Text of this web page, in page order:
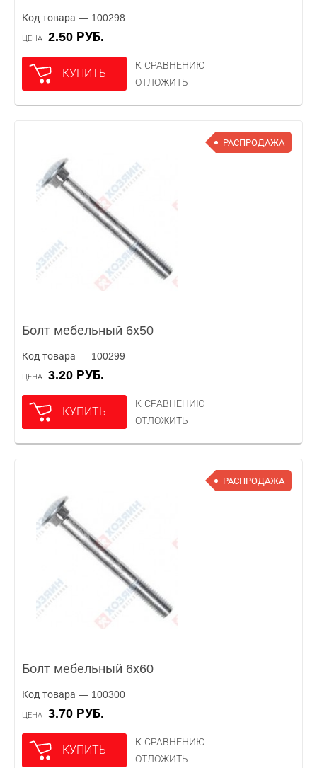
Код товара — 100298
ЦЕНА 2.50 РУБ.
КУПИТЬ
К СРАВНЕНИЮ
ОТЛОЖИТЬ
РАСПРОДАЖА
Болт мебельный 6х50
Код товара — 100299
ЦЕНА 3.20 РУБ.
КУПИТЬ
К СРАВНЕНИЮ
ОТЛОЖИТЬ
РАСПРОДАЖА
Болт мебельный 6х60
Код товара — 100300
ЦЕНА 3.70 РУБ.
КУПИТЬ
К СРАВНЕНИЮ
ОТЛОЖИТЬ